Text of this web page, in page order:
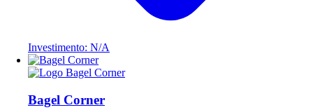
Investimento: N/A
Bagel Corner